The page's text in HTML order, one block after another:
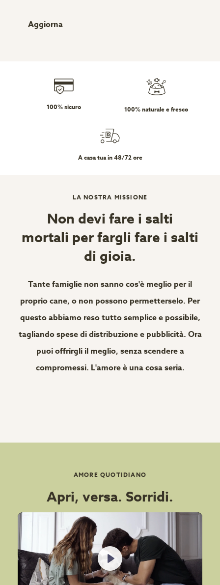
Aggiorna
100% sicuro 100% naturale e fresco
A casa tua in 48/72 ore
LA NOSTRA MISSIONE
Non devi fare i salti
mortali per fargli fare i salti
di gioia.
Tante famiglie non sanno cos'è meglio per il
proprio cane, o non possono permetterselo. Per
questo abbiamo reso tutto semplice e possibile,
tagliando spese di distribuzione e pubblicità. Ora
puoi offrirgli il meglio, senza scendere a
compromessi. L'amore è una cosa seria.
AMORE QUOTIDIANO
Apri, versa. Sorridi.
Play